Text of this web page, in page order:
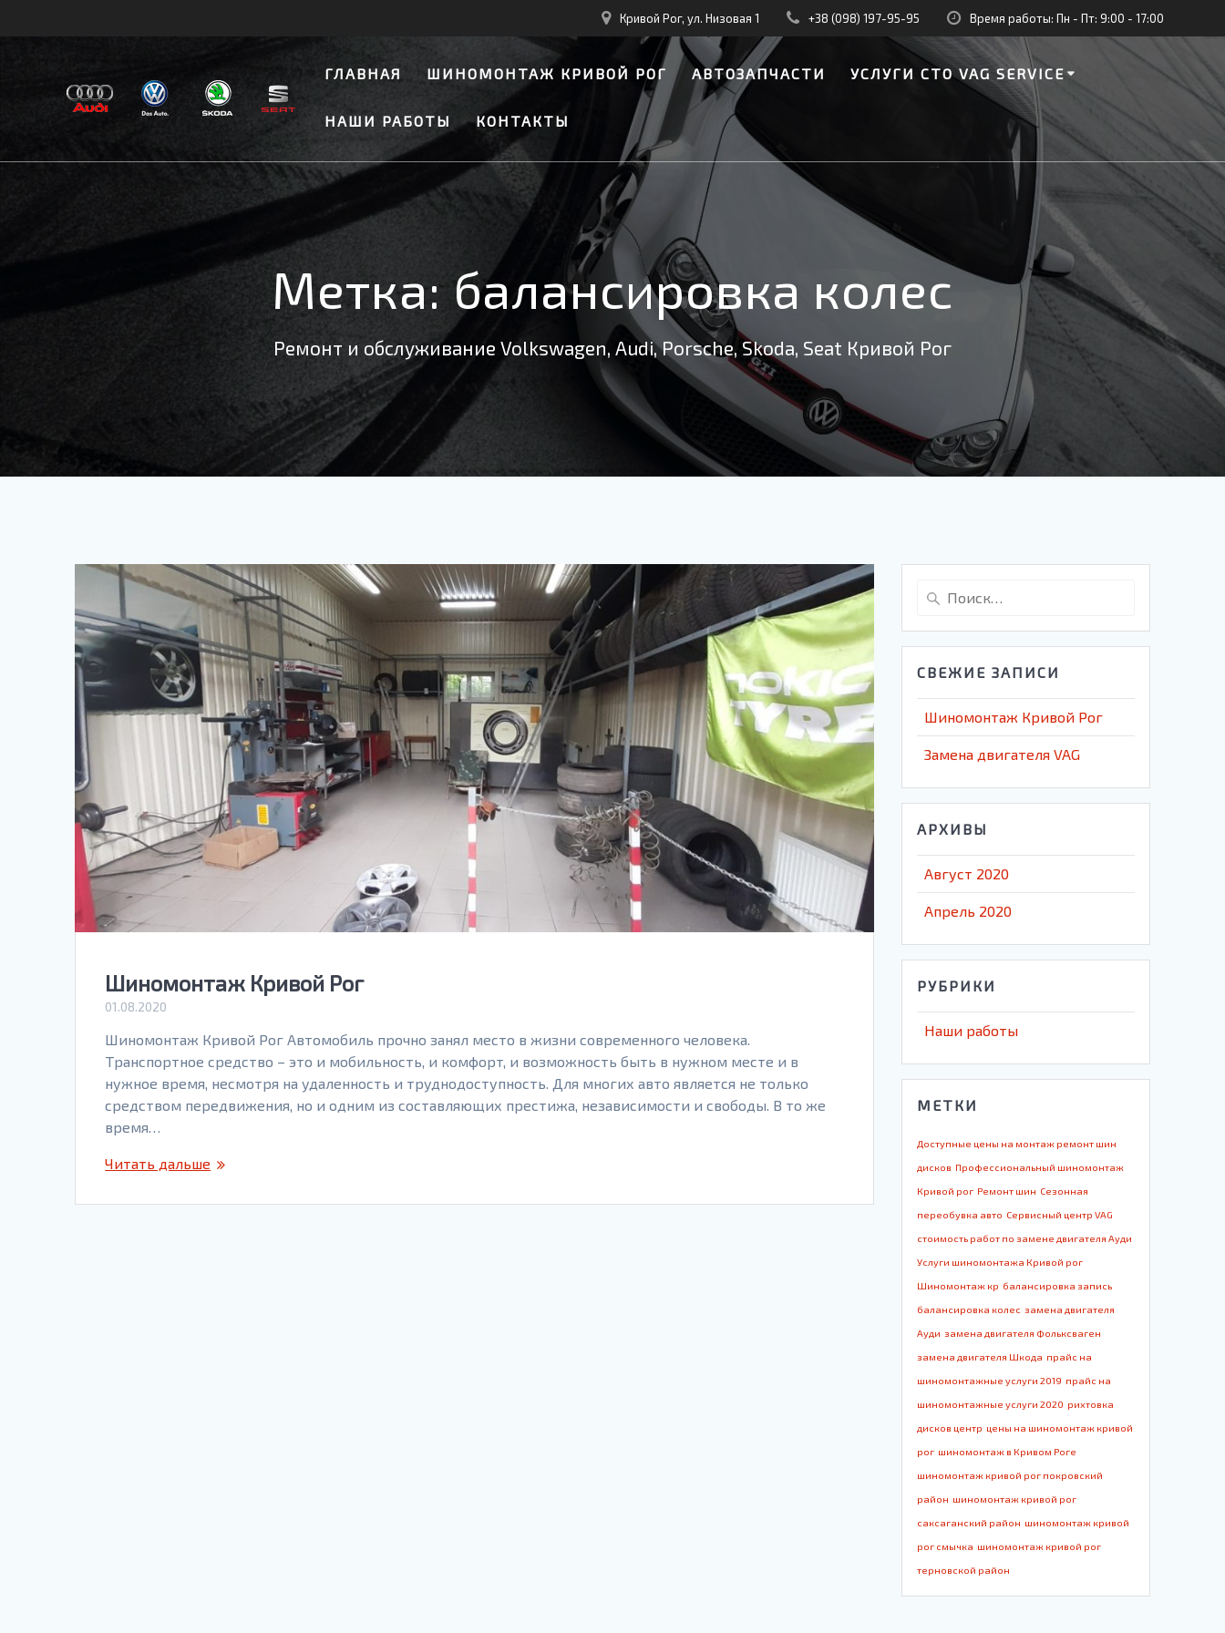
Кривой Рог, ул. Низовая 1 +38 (098) 197-95-95 Время работы: Пн - Пт: 9:00 - 17:00
ГЛАВНАЯ ШИНОМОНТАЖ КРИВОЙ РОГ АВТОЗАПЧАСТИ УСЛУГИ СТО VAG SERVICE
НАШИ РАБОТЫ КОНТАКТЫ
Метка:балансировка колес
Ремонт и обслуживание Volkswagen, Audi, Porsche, Skoda, Seat Кривой Рог
Шиномонтаж Кривой Рог
01.08.2020
Шиномонтаж Кривой Рог Автомобиль прочно занял место в жизни современного человека.
Транспортное средство – это и мобильность, и комфорт, и возможность быть в нужном месте и в
нужное время, несмотря на удаленность и труднодоступность. Для многих авто является не только
средством передвижения, но и одним из составляющих престижа, независимости и свободы. В то же
время…
Читать дальше
Найти:
СВЕЖИЕ ЗАПИСИ
Шиномонтаж Кривой Рог
Замена двигателя VAG
АРХИВЫ
Август 2020
Апрель 2020
РУБРИКИ
Наши работы
МЕТКИ
Доступные цены на монтаж ремонт шин
дисков Профессиональный шиномонтаж
Кривой рог Ремонт шин Сезонная
переобувка авто Сервисный центр VAG
стоимость работ по замене двигателя Ауди
Услуги шиномонтажа Кривой рог
Шиномонтаж кр балансировка запись
балансировка колес замена двигателя
Ауди замена двигателя Фольксваген
замена двигателя Шкода прайс на
шиномонтажные услуги 2019 прайс на
шиномонтажные услуги 2020 рихтовка
дисков центр цены на шиномонтаж кривой
рог шиномонтаж в Кривом Роге
шиномонтаж кривой рог покровский
район шиномонтаж кривой рог
саксаганский район шиномонтаж кривой
рог смычка шиномонтаж кривой рог
терновской район